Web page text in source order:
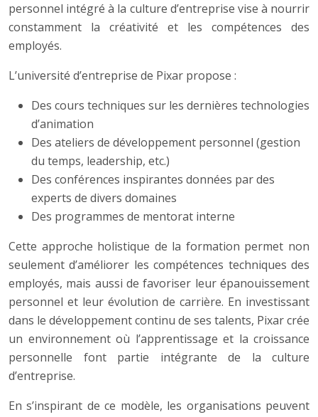
personnel intégré à la culture d’entreprise vise à nourrir
constamment la créativité et les compétences des
employés.
L’université d’entreprise de Pixar propose :
Des cours techniques sur les dernières technologies
d’animation
Des ateliers de développement personnel (gestion
du temps, leadership, etc.)
Des conférences inspirantes données par des
experts de divers domaines
Des programmes de mentorat interne
Cette approche holistique de la formation permet non
seulement d’améliorer les compétences techniques des
employés, mais aussi de favoriser leur épanouissement
personnel et leur évolution de carrière. En investissant
dans le développement continu de ses talents, Pixar crée
un environnement où l’apprentissage et la croissance
personnelle font partie intégrante de la culture
d’entreprise.
En s’inspirant de ce modèle, les organisations peuvent